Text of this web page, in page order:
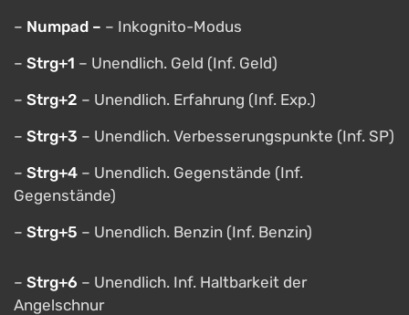
– Numpad – – Inkognito-Modus
– Strg+1 – Unendlich. Geld (Inf. Geld)
– Strg+2 – Unendlich. Erfahrung (Inf. Exp.)
– Strg+3 – Unendlich. Verbesserungspunkte (Inf. SP)
– Strg+4 – Unendlich. Gegenstände (Inf.
Gegenstände)
– Strg+5 – Unendlich. Benzin (Inf. Benzin)
– Strg+6 – Unendlich. Inf. Haltbarkeit der
Angelschnur